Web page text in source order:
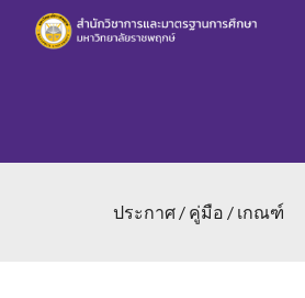
ประกาศ / คู่มือ / เกณฑ์